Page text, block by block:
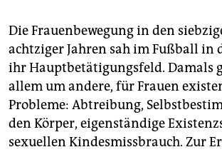
Die Frauenbewegung in den
achtziger Jahren sah im Fußball in
ihr Hauptbetätigungsfeld. Damals
allem um andere, für Frauen
Probleme: Abtreibung,
den Körper, eigenständige
sexuellen Kindesmissbrauch. Zur